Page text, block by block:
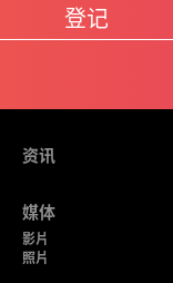
登记
资讯
媒体
影片
照片